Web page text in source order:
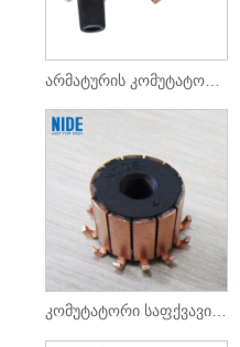
არმატურის კომუტატორი ელექტრო ინსტრუმენტებისთვის
კომუტატორი საფქვავი ძრავისთვის